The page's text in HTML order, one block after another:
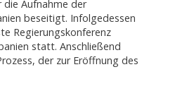
die Aufnahme der
beseitigt. Infolgedessen
Regierungskonferenz
statt. Anschließend
der zur Eröffnung des